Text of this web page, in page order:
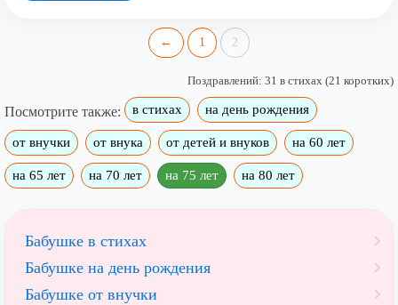
← 1 2
Поздравлений: 31 в стихах (21 коротких)
Посмотрите также: в стихах на день рождения
от внучки от внука от детей и внуков на 60 лет
на 65 лет на 70 лет на 75 лет на 80 лет
Бабушке в стихах
Бабушке на день рождения
Бабушке от внучки